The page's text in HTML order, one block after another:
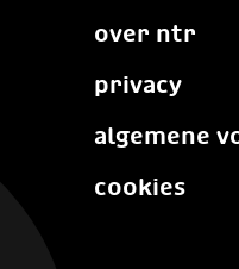
over ntr
privacy
algemene
cookies